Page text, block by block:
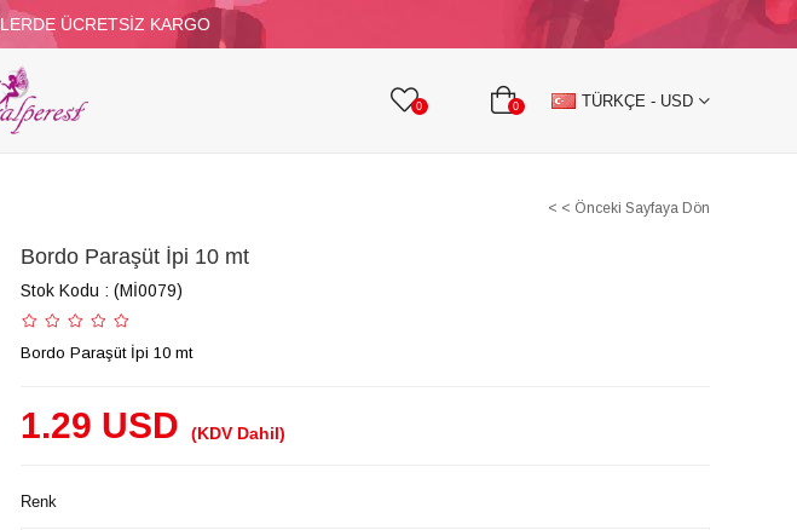
ÜCRETSİZ KARGO
0 0 TÜRKÇE - USD
TÜY BONCUKLAR TAŞLI TEKSTİL AKSESUARLARI
DİĞER
< < Önceki Sayfaya Dön
Bordo Paraşüt İpi 10 mt
Stok Kodu (Mİ0079)
Bordo Paraşüt İpi 10 mt
1.29 USD (KDV Dahil)
Renk